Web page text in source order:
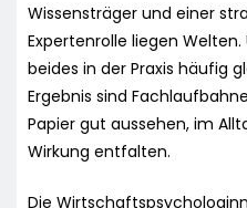
Wissensträger und einer
Expertenrolle liegen
beides in der Praxis häufig
Ergebnis sind
Papier gut aussehen, im
Wirkung entfalten.
Die